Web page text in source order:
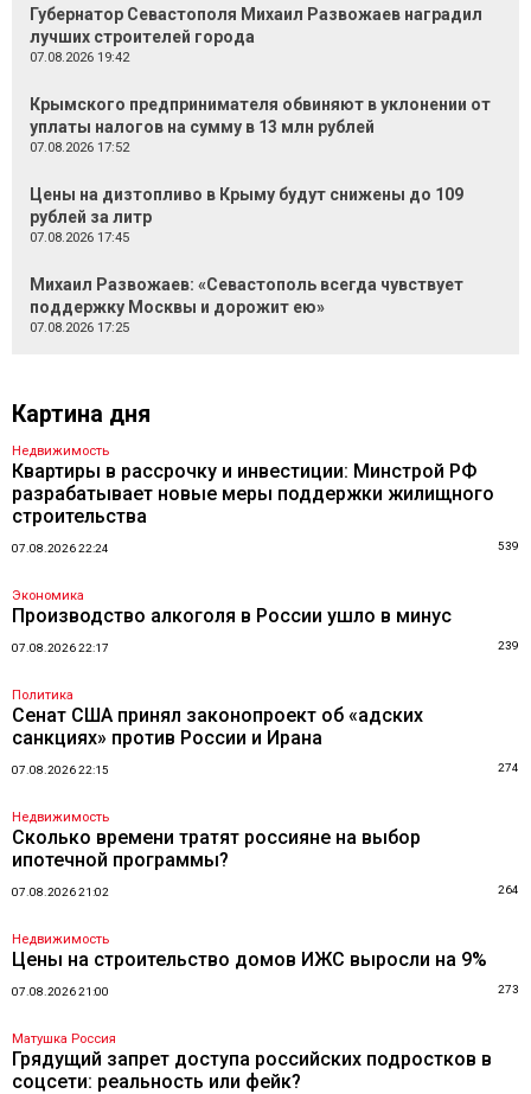
Губернатор Севастополя Михаил Развожаев наградил
лучших строителей города
07.08.2026 19:42
Крымского предпринимателя обвиняют в уклонении от
уплаты налогов на сумму в 13 млн рублей
07.08.2026 17:52
Цены на дизтопливо в Крыму будут снижены до 109
рублей за литр
07.08.2026 17:45
Михаил Развожаев: «Севастополь всегда чувствует
поддержку Москвы и дорожит ею»
07.08.2026 17:25
Картина дня
Недвижимость
Квартиры в рассрочку и инвестиции: Минстрой РФ
разрабатывает новые меры поддержки жилищного
строительства
07.08.2026 22:24 539
Экономика
Производство алкоголя в России ушло в минус
07.08.2026 22:17 239
Политика
Сенат США принял законопроект об «адских
санкциях» против России и Ирана
07.08.2026 22:15 274
Недвижимость
Сколько времени тратят россияне на выбор
ипотечной программы?
07.08.2026 21:02 264
Недвижимость
Цены на строительство домов ИЖС выросли на 9%
07.08.2026 21:00 273
Матушка Россия
Грядущий запрет доступа российских подростков в
соцсети: реальность или фейк?